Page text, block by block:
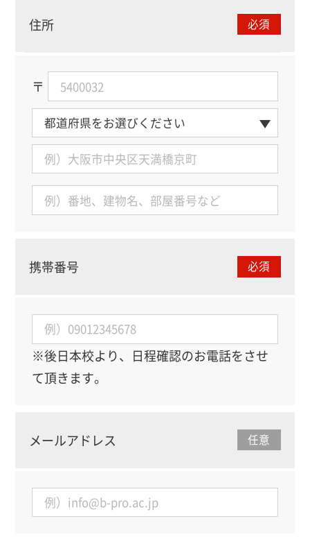
住所 必須
〒
携帯番号 必須
※後日本校より、日程確認のお電話をさせ
て頂きます。
メールアドレス 任意